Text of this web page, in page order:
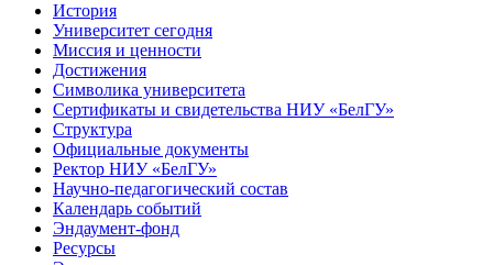
История
Университет сегодня
Миссия и ценности
Достижения
Символика университета
Сертификаты и свидетельства НИУ «БелГУ»
Структура
Официальные документы
Ректор НИУ «БелГУ»
Научно-педагогический состав
Календарь событий
Эндаумент-фонд
Ресурсы